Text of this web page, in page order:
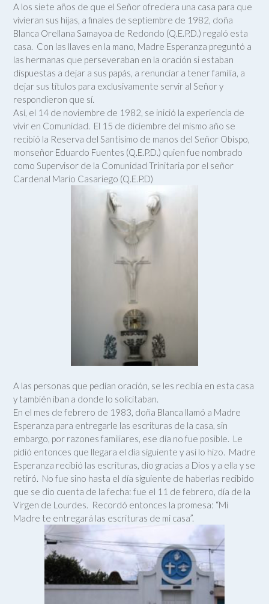
A los siete años de que el Señor ofreciera una casa para que
vivieran sus hijas, a finales de septiembre de 1982, doña
Blanca Orellana Samayoa de Redondo (Q.E.P.D.) regaló esta
casa. Con las llaves en la mano, Madre Esperanza preguntó a
las hermanas que perseveraban en la oración si estaban
dispuestas a dejar a sus papás, a renunciar a tener familia, a
dejar sus títulos para exclusivamente servir al Señor y
respondieron que sí.
Así, el 14 de noviembre de 1982, se inició la experiencia de
vivir en Comunidad. El 15 de diciembre del mismo año se
recibió la Reserva del Santísimo de manos del Señor Obispo,
monseñor Eduardo Fuentes (Q.E.P.D.) quien fue nombrado
como Supervisor de la Comunidad Trinitaria por el señor
Cardenal Mario Casariego (Q.E.P.D)
A las personas que pedían oración, se les recibía en esta casa
y también iban a donde lo solicitaban.
En el mes de febrero de 1983, doña Blanca llamó a Madre
Esperanza para entregarle las escrituras de la casa, sin
embargo, por razones familiares, ese día no fue posible. Le
pidió entonces que llegara el día siguiente y así lo hizo. Madre
Esperanza recibió las escrituras, dio gracias a Dios y a ella y se
retiró. No fue sino hasta el día siguiente de haberlas recibido
que se dio cuenta de la fecha: fue el 11 de febrero, día de la
Virgen de Lourdes. Recordó entonces la promesa: “Mi
Madre te entregará las escrituras de mi casa”.